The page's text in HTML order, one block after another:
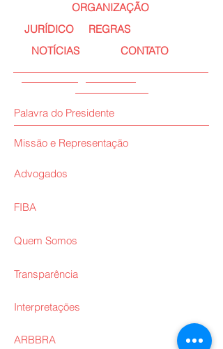
ORGANIZAÇÃO
JURÍDICO
REGRAS
NOTÍCIAS
CONTATO
Palavra do Presidente
Missão e Representação
Advogados
FIBA
Quem Somos
Transparência
Interpretações
ARBBRA